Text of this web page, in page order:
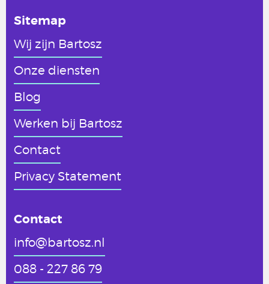
Sitemap
Wij zijn Bartosz
Onze diensten
Blog
Werken bij Bartosz
Contact
Privacy Statement
Contact
info@bartosz.nl
088 - 227 86 79